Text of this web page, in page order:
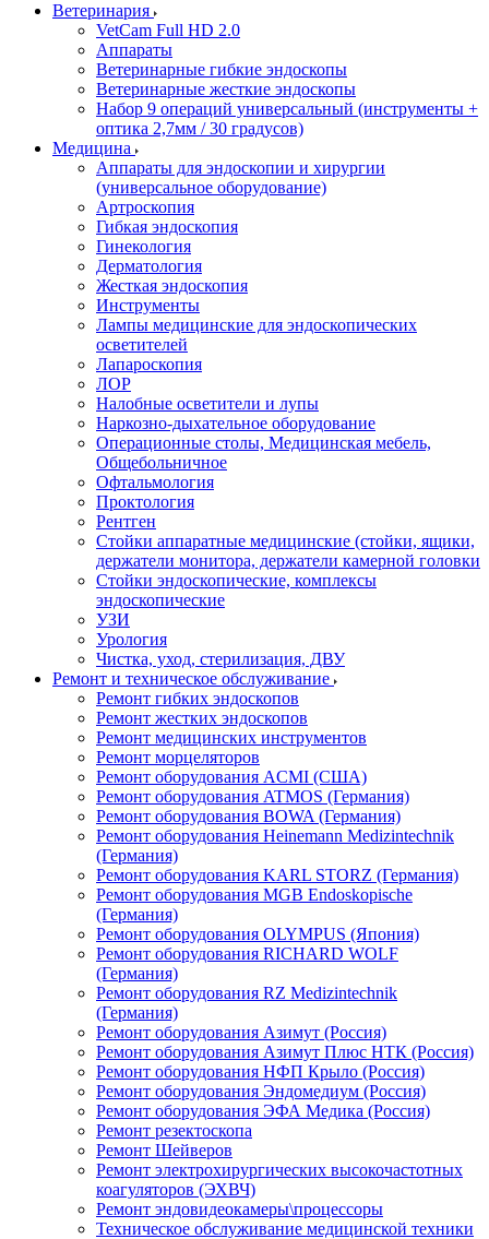
Ветеринария
VetCam Full HD 2.0
Аппараты
Ветеринарные гибкие эндоскопы
Ветеринарные жесткие эндоскопы
Набор 9 операций универсальный (инструменты +
оптика 2,7мм / 30 градусов)
Медицина
Аппараты для эндоскопии и хирургии
(универсальное оборудование)
Артроскопия
Гибкая эндоскопия
Гинекология
Дерматология
Жесткая эндоскопия
Инструменты
Лампы медицинские для эндоскопических
осветителей
Лапароскопия
ЛОР
Налобные осветители и лупы
Наркозно-дыхательное оборудование
Операционные столы, Медицинская мебель,
Общебольничное
Офтальмология
Проктология
Рентген
Стойки аппаратные медицинские (стойки, ящики,
держатели монитора, держатели камерной головки
Стойки эндоскопические, комплексы
эндоскопические
УЗИ
Урология
Чистка, уход, стерилизация, ДВУ
Ремонт и техническое обслуживание
Ремонт гибких эндоскопов
Ремонт жестких эндоскопов
Ремонт медицинских инструментов
Ремонт морцеляторов
Ремонт оборудования ACMI (США)
Ремонт оборудования ATMOS (Германия)
Ремонт оборудования BOWA (Германия)
Ремонт оборудования Heinemann Medizintechnik
(Германия)
Ремонт оборудования KARL STORZ (Германия)
Ремонт оборудования MGB Endoskopische
(Германия)
Ремонт оборудования OLYMPUS (Япония)
Ремонт оборудования RICHARD WOLF
(Германия)
Ремонт оборудования RZ Medizintechnik
(Германия)
Ремонт оборудования Азимут (Россия)
Ремонт оборудования Азимут Плюс НТК (Россия)
Ремонт оборудования НФП Крыло (Россия)
Ремонт оборудования Эндомедиум (Россия)
Ремонт оборудования ЭФА Медика (Россия)
Ремонт резектоскопа
Ремонт Шейверов
Ремонт электрохирургических высокочастотных
коагуляторов (ЭХВЧ)
Ремонт эндовидеокамеры\процессоры
Техническое обслуживание медицинской техники